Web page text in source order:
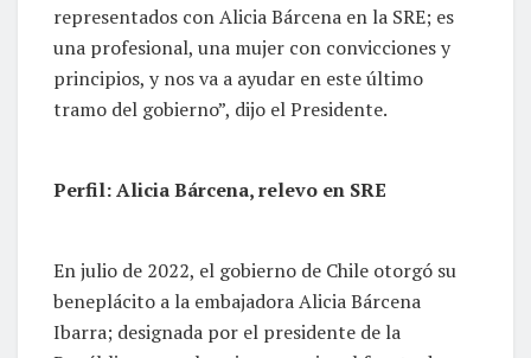
representados con Alicia Bárcena en la SRE; es
una profesional, una mujer con convicciones y
principios, y nos va a ayudar en este último
tramo del gobierno”, dijo el Presidente.
Perfil: Alicia Bárcena, relevo en SRE
En julio de 2022, el gobierno de Chile otorgó su
beneplácito a la embajadora Alicia Bárcena
Ibarra; designada por el presidente de la